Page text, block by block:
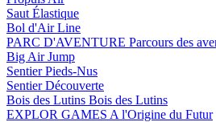
Saut Élastique
Bol d'Air Line
PARC D'AVENTURE Parcours des
Big Air Jump
Sentier Pieds-Nus
Sentier Découverte
Bois des Lutins Bois des Lutins
EXPLOR GAMES A l'Origine du Futur